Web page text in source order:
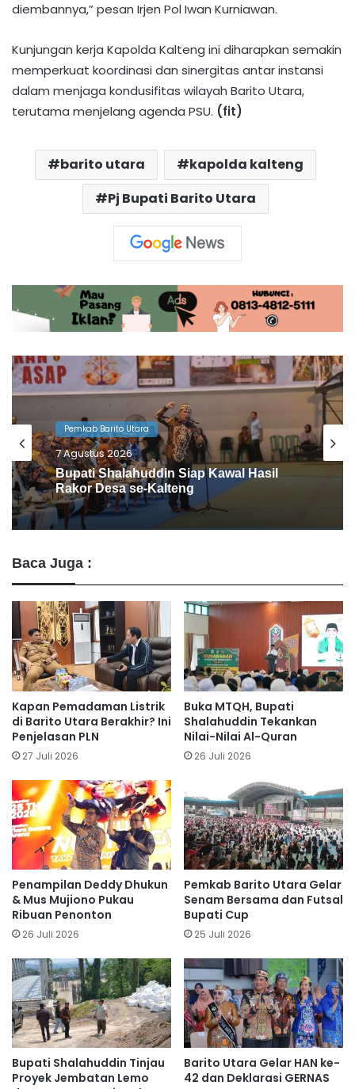
diembannya,” pesan Irjen Pol Iwan Kurniawan.
Kunjungan kerja Kapolda Kalteng ini diharapkan semakin
memperkuat koordinasi dan sinergitas antar instansi
dalam menjaga kondusifitas wilayah Barito Utara,
terutama menjelang agenda PSU. (fit)
barito utara
kapolda kalteng
Pj Bupati Barito Utara
Pemkab Barito Utara
6 Agustus 2026
Barito Utara Kaji Tiru Inovasi Unggulan
Pemkab Bantul
Baca Juga :
Kapan Pemadaman Listrik
di Barito Utara Berakhir? Ini
Penjelasan PLN
27 Juli 2026
Buka MTQH, Bupati
Shalahuddin Tekankan
Nilai-Nilai Al-Quran
26 Juli 2026
Penampilan Deddy Dhukun
& Mus Mujiono Pukau
Ribuan Penonton
26 Juli 2026
Pemkab Barito Utara Gelar
Senam Bersama dan Futsal
Bupati Cup
25 Juli 2026
Bupati Shalahuddin Tinjau
Proyek Jembatan Lemo
Barito Utara Gelar HAN ke-
42 dan Deklarasi GERNAS